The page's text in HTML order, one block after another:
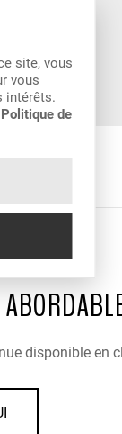
disponible en
site, vous
vous
intérêts.
Politique de